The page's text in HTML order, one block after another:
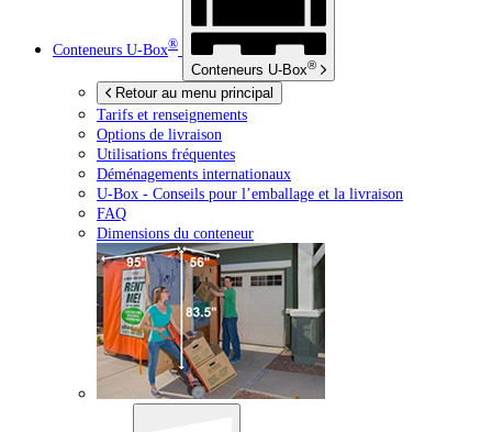
Conteneurs U-Box®
Conteneurs U-Box®
Retour au menu principal
Tarifs et renseignements
Options de livraison
Utilisations fréquentes
Déménagements internationaux
U-Box - Conseils pour l’emballage et la livraison
FAQ
Dimensions du conteneur